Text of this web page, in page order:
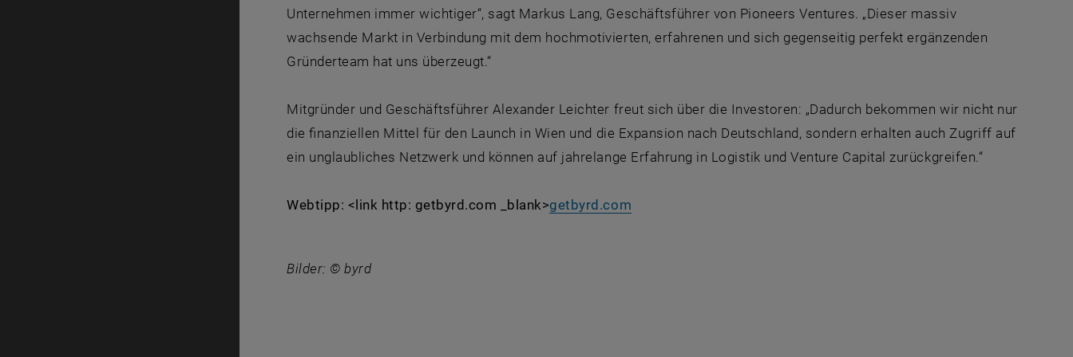
Unternehmen immer wichtiger“, sagt Markus Lang, Geschäftsführer von Pioneers Ventures. „Dieser massiv
wachsende Markt in Verbindung mit dem hochmotivierten, erfahrenen und sich gegenseitig perfekt ergänzenden
Gründerteam hat uns überzeugt.“
Mitgründer und Geschäftsführer Alexander Leichter freut sich über die Investoren: „Dadurch bekommen wir nicht nur
die finanziellen Mittel für den Launch in Wien und die Expansion nach Deutschland, sondern erhalten auch Zugriff auf
ein unglaubliches Netzwerk und können auf jahrelange Erfahrung in Logistik und Venture Capital zurückgreifen.“
Webtipp: <link http: getbyrd.com _blank>getbyrd.com
Bilder: © byrd